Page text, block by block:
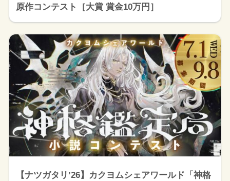
原作コンテスト［大賞 賞金10万円］
【ナツガタリ’26】カクヨムシェアワールド「神格